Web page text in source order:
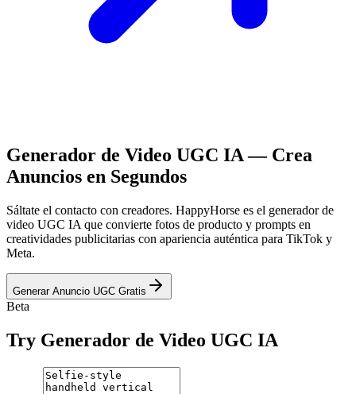
Generador de Video UGC IA — Crea
Anuncios en Segundos
Sáltate el contacto con creadores. HappyHorse es el generador de
video UGC IA que convierte fotos de producto y prompts en
creatividades publicitarias con apariencia auténtica para TikTok y
Meta.
Generar Anuncio UGC Gratis
Beta
Try Generador de Video UGC IA